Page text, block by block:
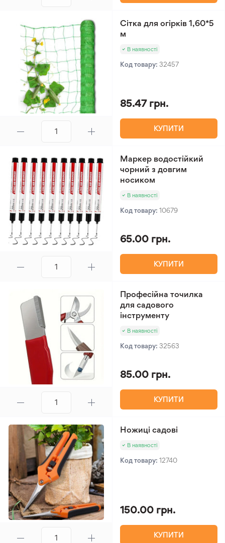
Сітка для огірків 1,60*5
м
В наявності
Код товару: 32457
85.47 грн.
КУПИТИ
Маркер водостійкий
чорний з довгим
носиком
В наявності
Код товару: 10679
65.00 грн.
КУПИТИ
Професійна точилка
для садового
інструменту
В наявності
Код товару: 32563
85.00 грн.
КУПИТИ
Ножиці садові
В наявності
Код товару: 12740
150.00 грн.
КУПИТИ